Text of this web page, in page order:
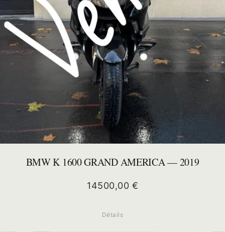
BMW K 1600 GRAND AMERICA — 2019
14500,00 €
Détails